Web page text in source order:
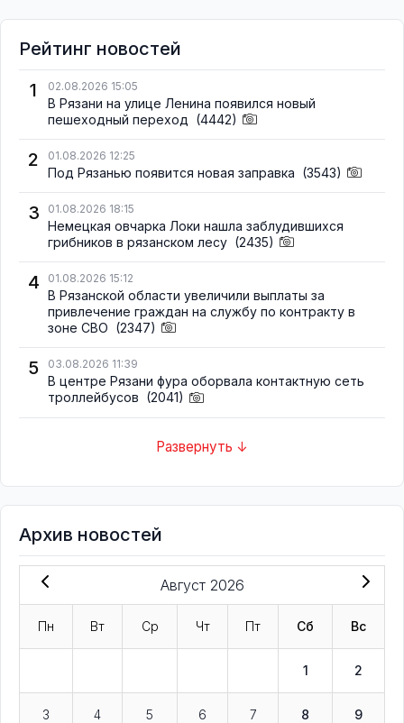
Рейтинг новостей
1
02.08.2026 15:05
В Рязани на улице Ленина появился новый
пешеходный переход (4442)
2 01.08.2026 12:25
Под Рязанью появится новая заправка (3543)
3 01.08.2026 18:15
Немецкая овчарка Локи нашла заблудившихся
грибников в рязанском лесу (2435)
4 01.08.2026 15:12
В Рязанской области увеличили выплаты за
привлечение граждан на службу по контракту в
зоне СВО (2347)
5 03.08.2026 11:39
В центре Рязани фура оборвала контактную сеть
троллейбусов (2041)
Развернуть ↓
Архив новостей
Август 2026
Пн Вт Ср Чт Пт Сб Вс
1 2
3 4 5 6 7 8 9